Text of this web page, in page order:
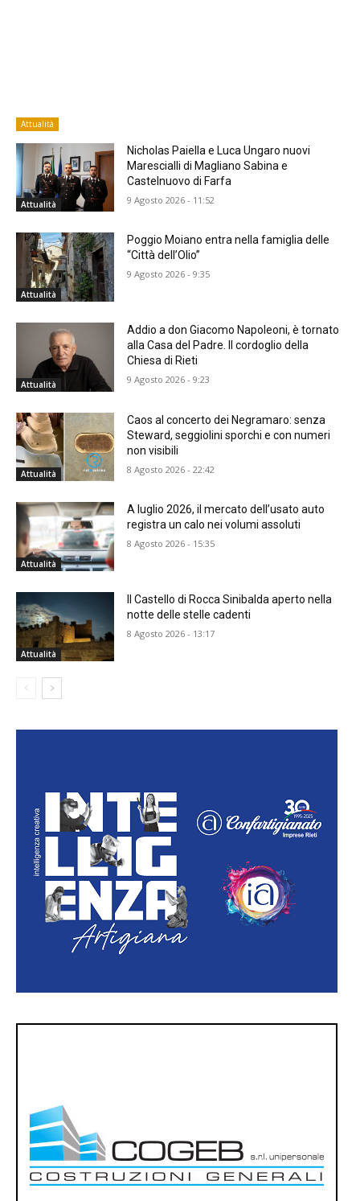
Attualità
Attualità
Nicholas Paiella e Luca Ungaro nuovi
Marescialli di Magliano Sabina e
Castelnuovo di Farfa
9 Agosto 2026 - 11:52
Attualità
Poggio Moiano entra nella famiglia delle
“Città dell’Olio”
9 Agosto 2026 - 9:35
Attualità
Addio a don Giacomo Napoleoni, è tornato
alla Casa del Padre. Il cordoglio della
Chiesa di Rieti
9 Agosto 2026 - 9:23
Attualità
Caos al concerto dei Negramaro: senza
Steward, seggiolini sporchi e con numeri
non visibili
8 Agosto 2026 - 22:42
Attualità
A luglio 2026, il mercato dell’usato auto
registra un calo nei volumi assoluti
8 Agosto 2026 - 15:35
Attualità
Il Castello di Rocca Sinibalda aperto nella
notte delle stelle cadenti
8 Agosto 2026 - 13:17